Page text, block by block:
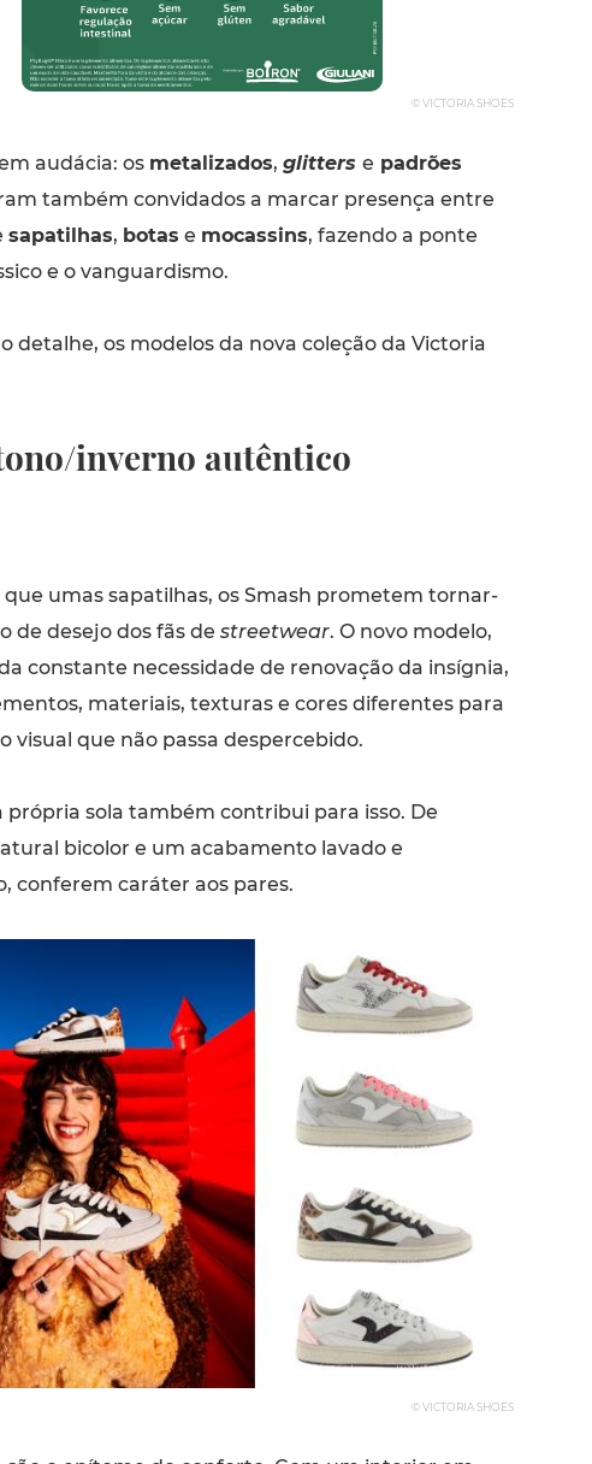
© VICTORIA SHOES
audácia: os metalizados, glitters e padrões
também convidados a marcar presença entre
sapatilhas, botas e mocassins, fazendo a ponte
e o vanguardismo.
detalhe, os modelos da nova coleção da Victoria
inverno autêntico
umas sapatilhas, os Smash prometem tornar-
de desejo dos fãs de streetwear. O novo modelo,
constante necessidade de renovação da insígnia,
materiais, texturas e cores diferentes para
visual que não passa despercebido.
própria sola também contribui para isso. De
bicolor e um acabamento lavado e
conferem caráter aos pares.
© VICTORIA SHOES